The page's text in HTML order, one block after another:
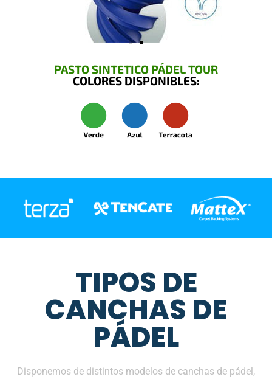
PASTO SINTETICO PÁDEL TOUR
COLORES DISPONIBLES:
TIPOS DE
CANCHAS DE
PÁDEL
Disponemos de distintos modelos de canchas de pádel,